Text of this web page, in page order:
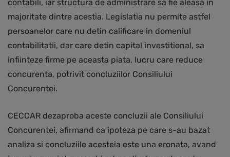
contabili, iar structura de administrare sa fie aleasa in
majoritate dintre acestia. Legislatia nu permite astfel
persoanelor care nu detin calificare in domeniul
contabilitatii, dar care detin capital investitional, sa
infiinteze firme pe aceasta piata, lucru care reduce
concurenta, potrivit concluziilor Consiliului
Concurentei.
CECCAR dezaproba aceste concluzii ale Consiliului
Concurentei, afirmand ca ipoteza pe care s-au bazat
analiza si concluziile acesteia este una eronata, avand